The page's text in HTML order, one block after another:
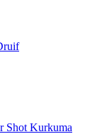
Shot Kurkuma